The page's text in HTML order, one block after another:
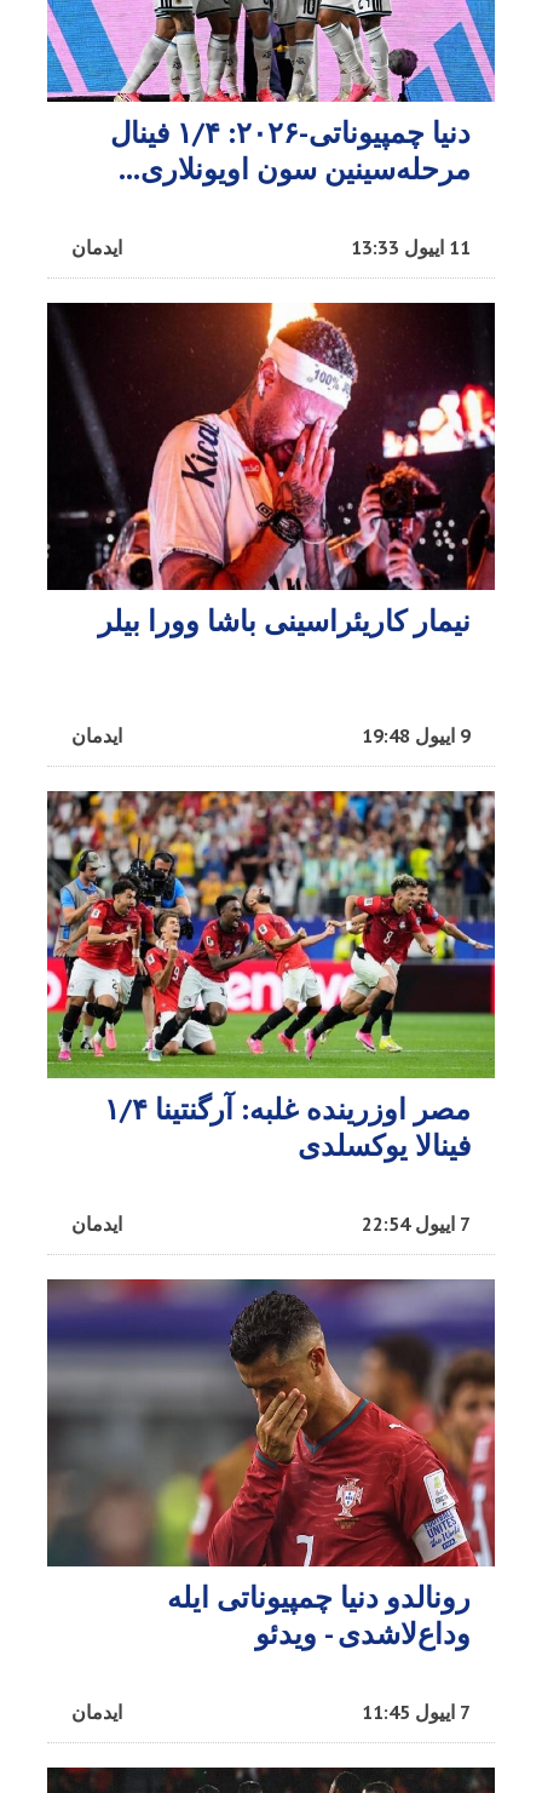
دنیا چمپیوناتی-۲۰۲۶: ۱/۴ فینال
مرحله‌سینین سون اویونلاری...
ایدمان 11 اییول 13:33
نیمار کاریئراسینی باشا وورا بیلر
ایدمان 9 اییول 19:48
مصر اوزرینده غلبه: آرگنتینا ۱/۴
فینالا یوکسلدی
ایدمان 7 اییول 22:54
رونالدو دنیا چمپیوناتی ایله
وداع‌لاشدی - ویدئو
ایدمان 7 اییول 11:45